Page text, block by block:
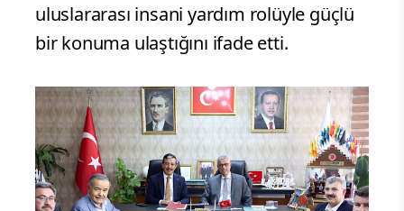
uluslararası insani yardım rolüyle güçlü
bir konuma ulaştığını ifade etti.